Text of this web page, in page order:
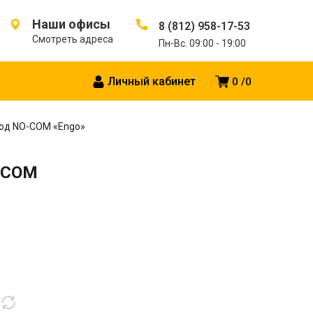
Наши офисы
Смотреть адреса
8 (812) 958-17-53
Пн-Вс. 09:00 - 19:00
0 0
Личный кабинет
NO-COM «Engo»